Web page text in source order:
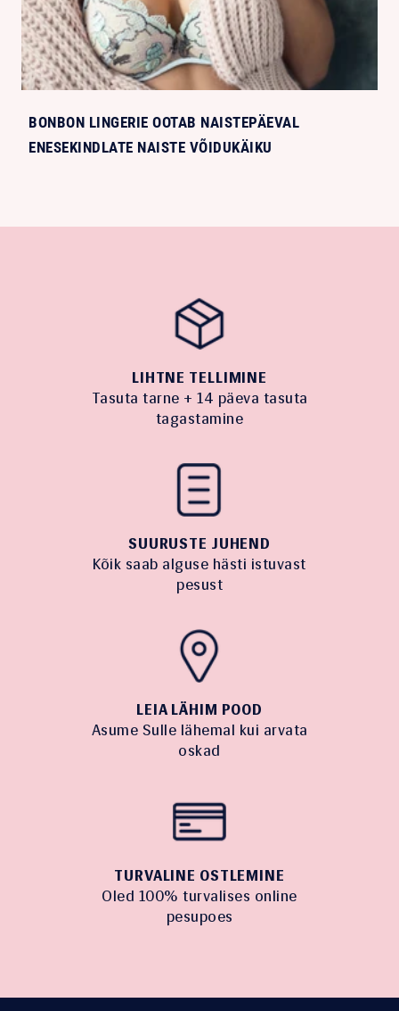
BONBON LINGERIE OOTAB NAISTEPÄEVAL
ENESEKINDLATE NAISTE VÕIDUKÄIKU
LIHTNE TELLIMINE
Tasuta tarne + 14 päeva tasuta
tagastamine
SUURUSTE JUHEND
Kõik saab alguse hästi istuvast
pesust
LEIA LÄHIM POOD
Asume Sulle lähemal kui arvata
oskad
TURVALINE OSTLEMINE
Oled 100% turvalises online
pesupoes